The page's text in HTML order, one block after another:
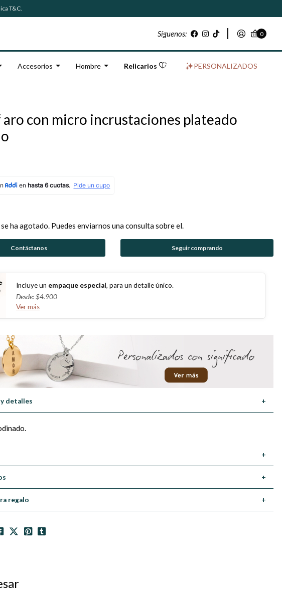
T&C.
Síguenos: 0
Accesorios Hombre Relicarios PERSONALIZADOS
aro con micro incrustaciones plateado
ha agotado. Puedes enviarnos una consulta sobre el.
Contáctanos Seguir comprando
Incluye un empaque especial, para un detalle único.
Desde: $4.900
Ver más
detalles +
+
+
regalo +